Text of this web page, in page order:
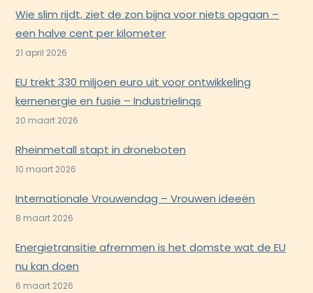
Wie slim rijdt, ziet de zon bijna voor niets opgaan –
een halve cent per kilometer
21 april 2026
EU trekt 330 miljoen euro uit voor ontwikkeling
kernenergie en fusie – Industrielinqs
20 maart 2026
Rheinmetall stapt in droneboten
10 maart 2026
Internationale Vrouwendag – Vrouwen ideeën
8 maart 2026
Energietransitie afremmen is het domste wat de EU
nu kan doen
6 maart 2026